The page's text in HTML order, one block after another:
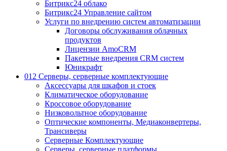
Битрикс24 облако
Битрикс24 Управление сайтом
Услуги по внедрению систем автоматизации
Договоры обслуживания облачных
продуктов
Лицензии AmoCRM
Пакетные внедрения CRM систем
Юникрафт
012 Серверы, серверные комплектующие
Аксессуары для шкафов и стоек
Климатическое оборудование
Кроссовое оборудование
Низковольтное оборудование
Оптические компоненты, Медиаконвертеры,
Трансиверы
Серверные Комплектующие
Серверы, серверные платформы